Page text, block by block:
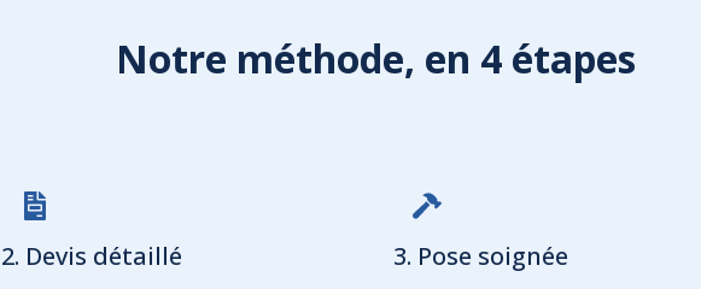
Notre méthode, en 4 étapes
2. Devis détaillé 3. Pose soignée